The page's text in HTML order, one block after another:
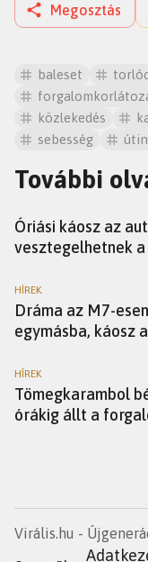
Megosztás
baleset
közlekedés
sebesség
További
Óriási káosz az
vesztegelhetnek a
HÍREK
Dráma az M7-
egymásba, káosz
HÍREK
Tömegkarambol
órákig állt a
Virális.hu -